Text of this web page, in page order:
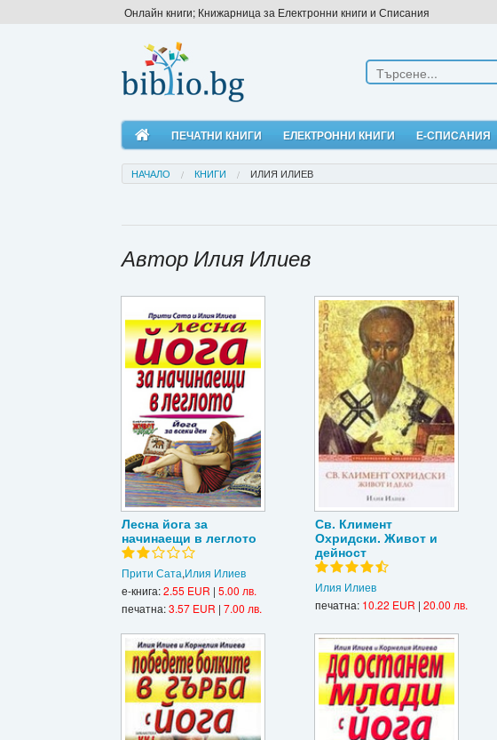
Онлайн книги; Книжарница за Електронни книги и Списания
ПЕЧАТНИ КНИГИ ЕЛЕКТРОННИ КНИГИ Е-СПИСАНИЯ
НАЧАЛО КНИГИ ИЛИЯ ИЛИЕВ
Автор Илия Илиев
Лесна йога за
начинаещи в леглото
Прити Сата,Илия Илиев
е-книга:2.55 EUR | 5.00 лв.
печатна:3.57 EUR | 7.00 лв.
Св. Климент
Охридски. Живот и
дейност
Илия Илиев
печатна: 10.22 EUR | 20.00 лв.